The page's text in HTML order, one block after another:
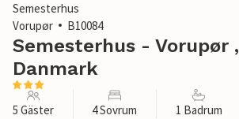
Semesterhus
Vorupør
B10084
Semesterhus - Vorupør ,
Danmark
5 Gäster 4 Sovrum 1 Badrum